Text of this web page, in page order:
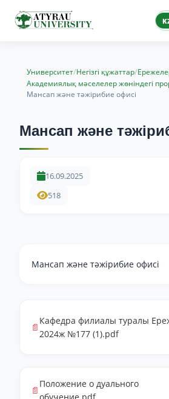
Университет/Негізгі құжаттар/
Академиялық мәселелер жөніндегі
Мансап және тәжірибие офисі
Мансап және
16.09.2025
518
Мансап және тәжірибие офисі
📄
Кафедра филиалы туралы
2024ж №177 (1).pdf
📄
Положение о дуального